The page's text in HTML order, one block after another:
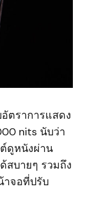
ตราการแสดง
nits นับว่า
ดูหนังผ่าน
สบายๆ รวมถึง
าจอที่ปรับ